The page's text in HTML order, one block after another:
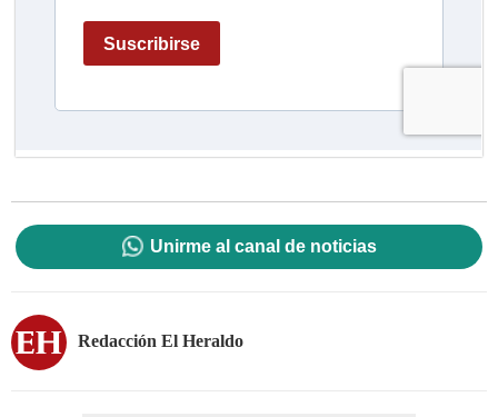
Unirme al canal de noticias
Redacción El Heraldo